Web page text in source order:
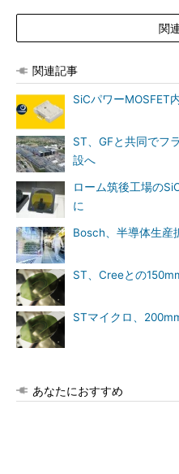
関
関連記事
SiCパワーMOSFET
ST、GFと共同でフ
設へ
ローム筑後工場の
に
Bosch、半導体生産
ST、Creeとの
STマイクロ、
あなたにおすすめ